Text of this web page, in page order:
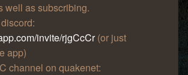
well as subscribing.
invite/rjgCcCr(or just
app)
channel on quakenet: